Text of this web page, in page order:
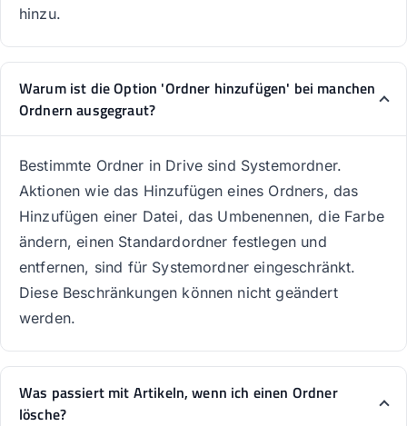
hinzu.
Warum ist die Option 'Ordner hinzufügen' bei manchen
Ordnern ausgegraut?
Bestimmte Ordner in Drive sind Systemordner.
Aktionen wie das Hinzufügen eines Ordners, das
Hinzufügen einer Datei, das Umbenennen, die Farbe
ändern, einen Standardordner festlegen und
entfernen, sind für Systemordner eingeschränkt.
Diese Beschränkungen können nicht geändert
werden.
Was passiert mit Artikeln, wenn ich einen Ordner
lösche?